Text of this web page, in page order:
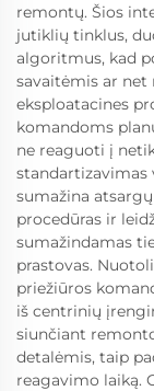
remontų. Šios
jutiklių tinklus,
algoritmus, kad
savaitėmis ar net
eksploatacines
komandoms
ne reaguoti į
standartizavimas
sumažina
procedūras ir
sumažindamas
prastovas.
priežiūros
iš centrinių
siunčiant
detalėmis, taip
reagavimo laiką.